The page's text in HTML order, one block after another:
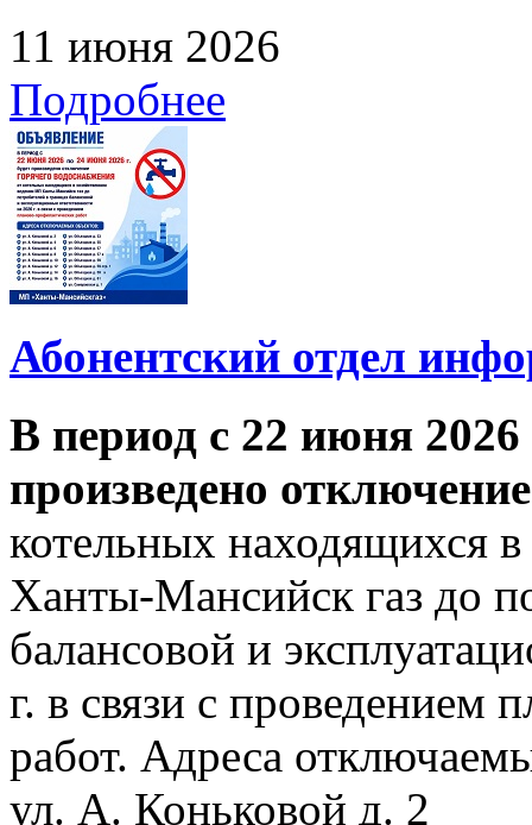
11 июня 2026
Подробнее
Абонентский отдел
В период с 22 июня 2026
произведено
котельных находящихся
Ханты-Мансийск газ до
балансовой и
г. в связи с проведением
работ. Адреса
ул. А. Коньковой д. 2